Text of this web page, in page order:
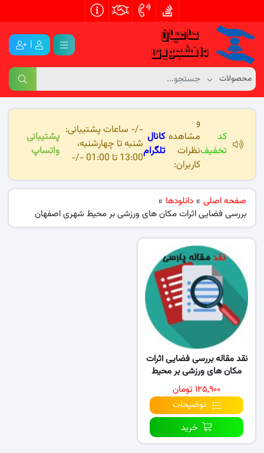
|
کد
تخفیف
و
مشاهده
نظرات
کاربران:
کانال
تلگرام
-/- ساعات پشتیبانی:
شنبه تا چهارشنبه،
13:00 تا 01:00 -/-
پشتیبانی
واتساپ
صفحه اصلی » دانلودها »
بررسی فضایی اثرات مکان های ورزشی بر محیط شهری اصفهان
نقد مقاله بررسی فضایی اثرات
مکان های ورزشی بر محیط
شهری اصفهان
۱۲۵,۹۰۰ تومان
توضیحات
خرید